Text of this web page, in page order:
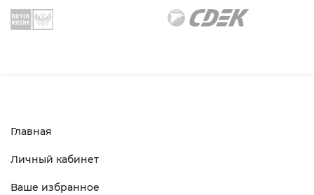
Главная
Личный кабинет
Ваше избранное